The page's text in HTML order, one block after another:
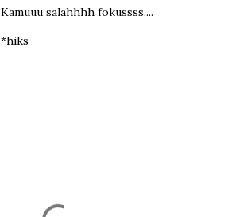
Kamuuu salahhhh fokussss....
*hiks